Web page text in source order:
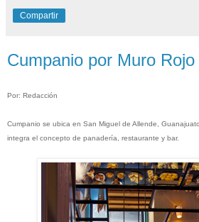
Compartir
Cumpanio por Muro
Por: Redacción
Cumpanio se ubica en San Miguel de Allende,
integra el concepto de panadería, restaurante y bar.